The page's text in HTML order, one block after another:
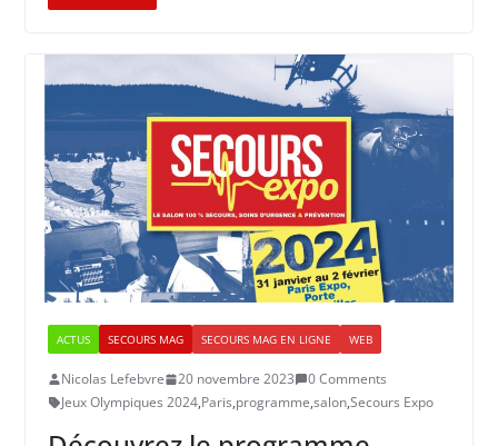
ACTUS SECOURS MAG SECOURS MAG EN LIGNE WEB
Nicolas Lefebvre 20 novembre 2023
0 Comments
Jeux Olympiques 2024,Paris,programme,salon,Secours Expo